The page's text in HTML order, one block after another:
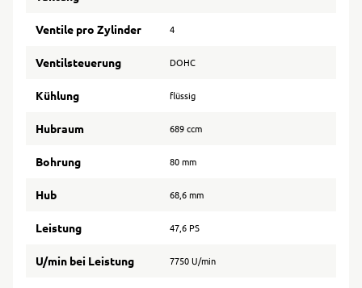
Ventile pro Zylinder 4
Ventilsteuerung DOHC
Kühlung flüssig
Hubraum 689 ccm
Bohrung 80 mm
Hub 68,6 mm
Leistung 47,6 PS
U/min bei Leistung 7750 U/min